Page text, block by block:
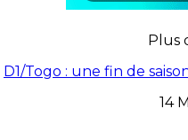
Plus
D1/Togo : une fin de
14